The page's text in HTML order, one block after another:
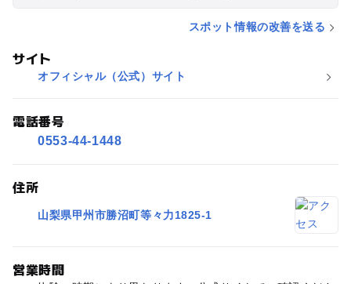
スポット情報の改善を送る
サイト
オフィシャル（公式）サイト
電話番号
0553-44-1448
住所
山梨県甲州市勝沼町等々力1825-1
営業時間